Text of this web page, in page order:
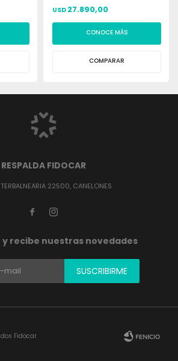
USD 27.890,00
CONOCE MÁS
COMPARAR
RESPALDA FIDOCAR
22500, CANELONES
 
recibe nuestras novedades
SUSCRIBIRME
Fidocar